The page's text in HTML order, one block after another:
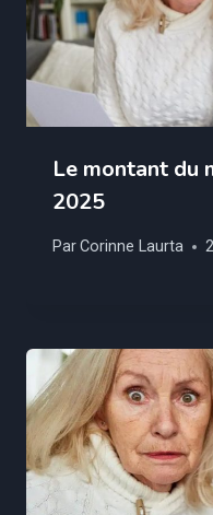
Le montant du
2025
ParCorinne Laurta